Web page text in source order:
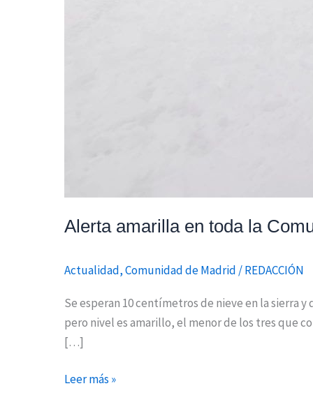
Alerta amarilla en toda la
Actualidad,Comunidad de Madrid /REDACCIÓN
Se esperan 10 centímetros de nieve en la sierra
pero nivel es amarillo, el menor de los tres que
[…]
Leer más »